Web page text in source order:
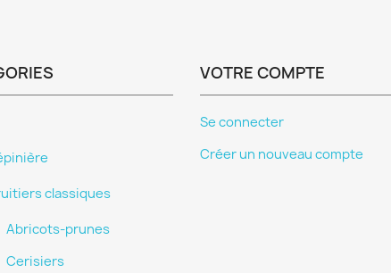
classiques
Abricots-prunes
Cerisiers
VOTRE COMPTE
Se connecter
Créer un nouveau compte